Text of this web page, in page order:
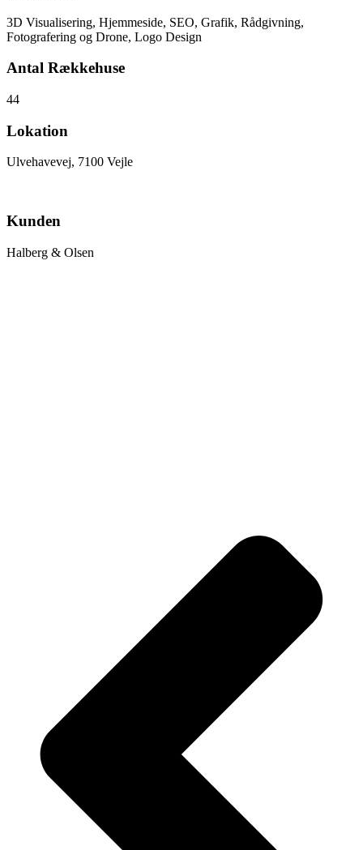
3D Visualisering, Hjemmeside, SEO, Grafik, Rådgivning,
Fotografering og Drone, Logo Design
Antal Rækkehuse
44
Lokation
Ulvehavevej, 7100 Vejle
Kunden
Halberg & Olsen